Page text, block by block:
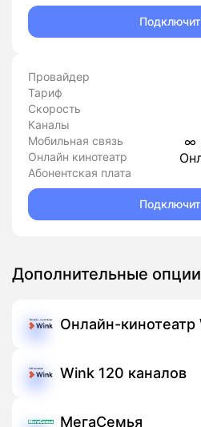
Провайдер
Тариф
Скорость
Каналы
Мобильная связь ∞
Онлайн кинотеатр
Абонентская плата
Дополнительные опции
Онлайн-кинотеатр
Подписка
Wink 120 каналов
Подписка
МегаСемья